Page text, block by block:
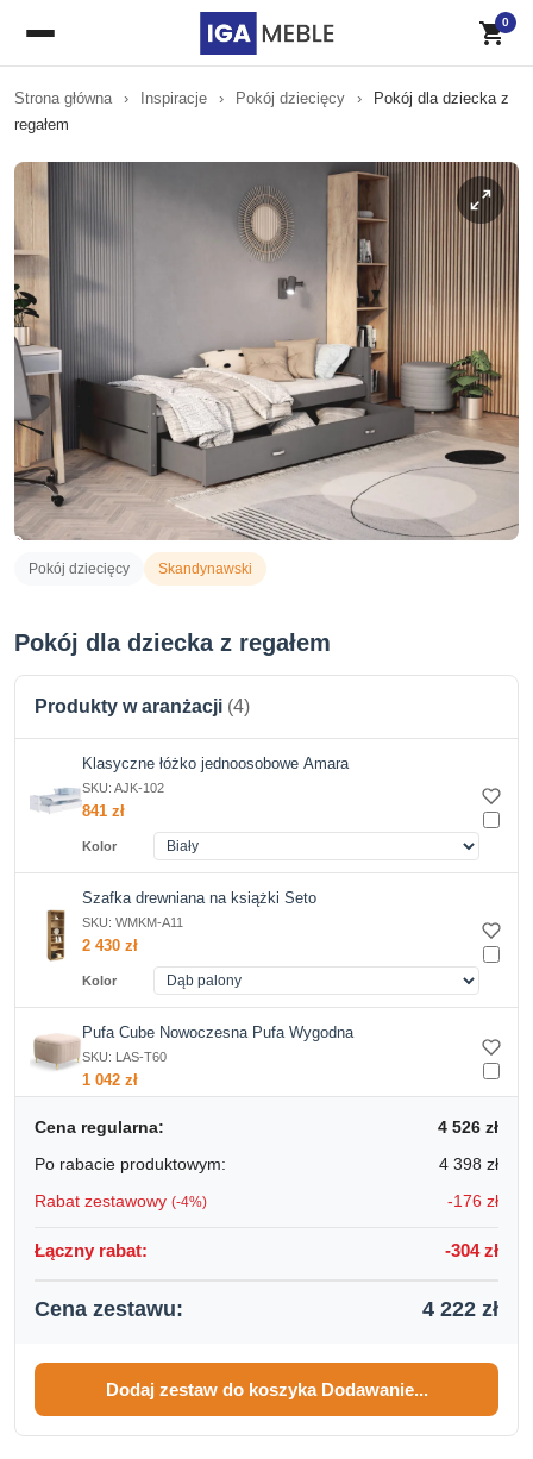
Strona główna › Inspiracje › Pokój dziecięcy ›
Pokój dla dziecka z
regałem
Pokój dziecięcy Skandynawski
Pokój dla dziecka z regałem
Produkty w aranżacji (4)
Klasyczne łóżko jednoosobowe Amara
SKU: AJK-102
841 zł
Kolor
Szafka drewniana na książki Seto
SKU: WMKM-A11
2 430 zł
Kolor
Pufa Cube Nowoczesna Pufa Wygodna
SKU: LAS-T60
1 042 zł
Kinkiet RING 1 Stalowy - Czarny
SKU: SOL-0091
Cena regularna: 4 526 zł
Po rabacie produktowym:
4 398 zł
Rabat zestawowy (-4%) -176 zł
Łączny rabat: -304zł
Cena zestawu: 4 222 zł
Dodaj zestaw do koszyka Dodawanie...
0